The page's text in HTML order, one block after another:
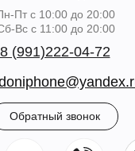
Пт с 10:00 до 20:00
Вс с 11:00 до 20:00
Обратный звонок
8 (991)222-04-72